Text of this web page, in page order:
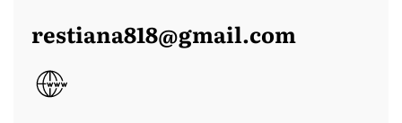
restiana818@gmail.com